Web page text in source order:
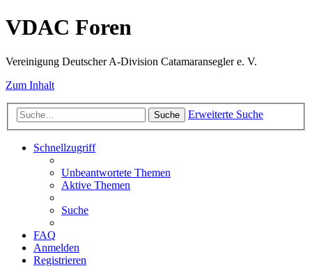
VDAC Foren
Vereinigung Deutscher A-Division Catamaransegler e. V.
Zum Inhalt
Suche Erweiterte Suche
Schnellzugriff
Unbeantwortete Themen
Aktive Themen
Suche
FAQ
Anmelden
Registrieren